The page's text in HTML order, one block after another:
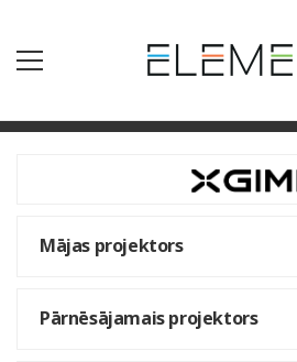
Mājas projektors
Pārnēsājamais projektors